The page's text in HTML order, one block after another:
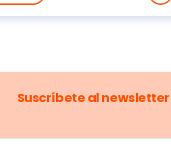
Suscríbete al newsletter